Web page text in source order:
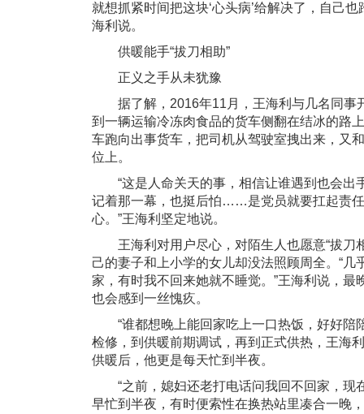
就想抓紧时间把这块‘心头病’给解决了，自己
海利说。
供暖能手“拔刀相助”
正义之手从未犹豫
据了解，2016年11月，王海利与几名同事
到一辆运输冷冻肉食品的货车侧翻在结冰的路
车跑向出事货车，把司机从驾驶室拽出来，又
位上。
“这是人命关天的事，相信让谁遇到也会出
记着那一幕，也挺后怕……是党员就要扛起责
心。”王海利坚定地说。
王海利对用户尽心，对陌生人也愿意“拔刀
己的妻子和上小学的女儿却没法照顾周全。“
家，有时我不回来她就不睡觉。”王海利说，
也会感到一丝愧疚。
“谁都想晚上能回家吃上一口热饭，好好陪
检修，到供暖前期调试，再到正式供热，王海
供暖后，他更是每天忙到半夜。
“之前，媳妇还老打电话问我回不回家，现
早忙到半夜，有时便索性在换热站里凑合一晚